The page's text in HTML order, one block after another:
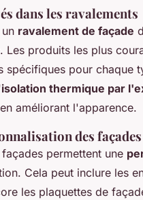
dans les ravalements
ravalement de façade
produits les plus
spécifiques pour chaque
isolation thermique par
améliorant l'apparence.
des façades
permettent une
Cela peut inclure les
les plaquettes de